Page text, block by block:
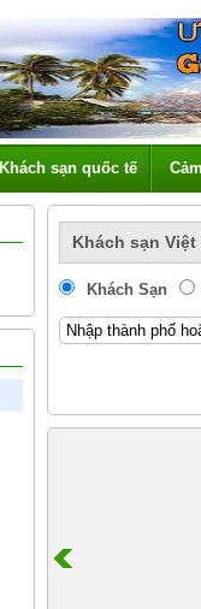
Khách sạn quốc tế
Khách sạn Việt
Khách Sạn